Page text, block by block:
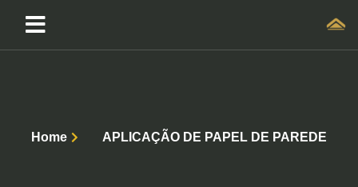
Home APLICAÇÃO DE PAPEL DE PAREDE